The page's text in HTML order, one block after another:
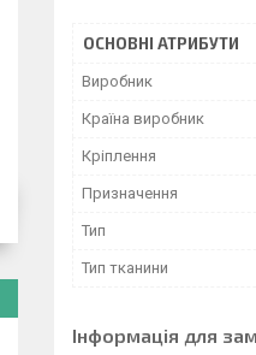
ОСНОВНІ АТРИБУТИ
Виробник
Країна виробник
Кріплення
Призначення
Тип
Тип тканини
Інформація для